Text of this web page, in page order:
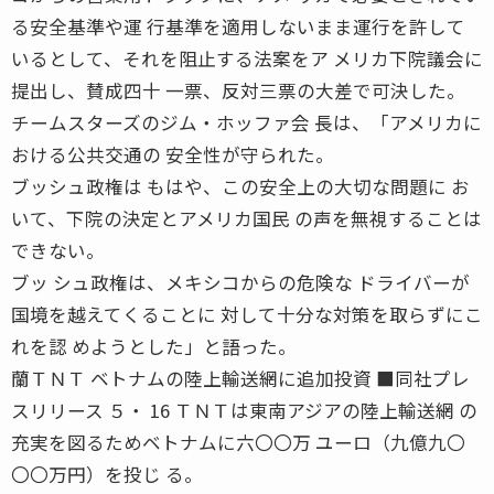
る安全基準や運 行基準を適用しないまま運行を許して
いるとして、それを阻止する法案をア メリカ下院議会に
提出し、賛成四十 一票、反対三票の大差で可決した。
チームスターズのジム・ホッファ会 長は、「アメリカに
おける公共交通の 安全性が守られた。
ブッシュ政権は もはや、この安全上の大切な問題に お
いて、下院の決定とアメリカ国民 の声を無視することは
できない。
ブッ シュ政権は、メキシコからの危険な ドライバーが
国境を越えてくることに 対して十分な対策を取らずにこ
れを認 めようとした」と語った。
蘭ＴＮＴ ベトナムの陸上輸送網に追加投資 ■同社プレ
スリリース ５・ 16 ＴＮＴは東南アジアの陸上輸送網 の
充実を図るためベトナムに六〇〇万 ユーロ（九億九〇
〇〇万円）を投じ る。